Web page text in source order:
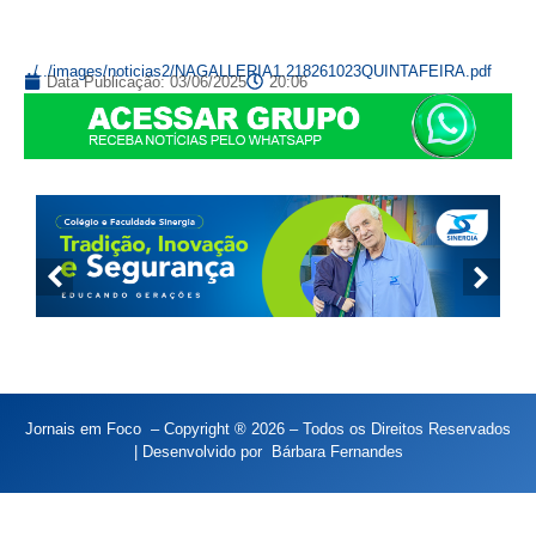
../../images/noticias2/NAGALLERIA1.218261023QUINTAFEIRA.pdf
Data Publicação:03/06/2025 20:06
Jornais em Foco – Copyright ® 2026 – Todos os Direitos Reservados
| Desenvolvido por
Bárbara Fernandes